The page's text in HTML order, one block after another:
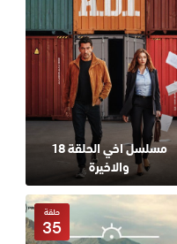
مسلسل اخي الحلقة 18
والاخيرة
حلقة
35